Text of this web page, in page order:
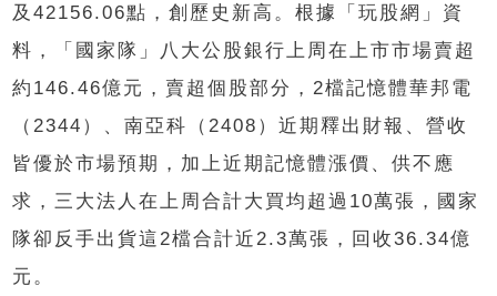
及42156.06點，創歷史新高。根據「玩股網」資
料，「國家隊」八大公股銀行上周在上市市場賣超
約146.46億元，賣超個股部分，2檔記憶體華邦電
（2344）、南亞科（2408）近期釋出財報、營收
皆優於市場預期，加上近期記憶體漲價、供不應
求，三大法人在上周合計大買均超過10萬張，國家
隊卻反手出貨這2檔合計近2.3萬張，回收36.34億
元。